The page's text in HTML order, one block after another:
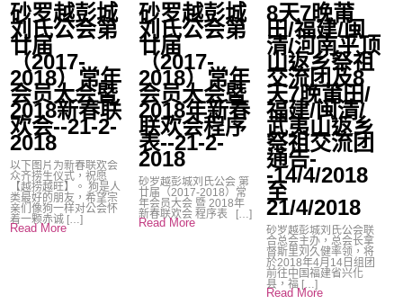
砂罗越彭城
刘氏公会第
廿届
（2017-
2018）常年
会员大会暨
2018新春联
欢会--21-2-
2018
以下图片为新春联欢会
众齐捞生仪式，祝愿
【越捞越旺】。 狗是人
类最好的朋友，希望宗
亲们像狗一样对公会怀
着一颗赤诚 […]
Read More
砂罗越彭城
刘氏公会第
廿届
（2017-
2018）常年
会员大会暨
2018年新春
联欢会程序
表--21-2-
2018
砂罗越彭城刘氏公会 第
廿届（2017-2018）常
年会员大会 暨 2018年
新春联欢会 程序表 […]
Read More
8天7晚莆
田/福建/闽
清/河南平顶
山返乡祭祖
交流团及8
天7晚莆田/
福建/闽清/
武夷山返乡
祭祖交流团
通告-
-14/4/2018
至
21/4/2018
砂罗越彭城刘氏公会联
合总会主办，总会长拿
督斯里刘久健率领，将
於2018年4月14日组团
前往中国福建省兴化
县，福 […]
Read More